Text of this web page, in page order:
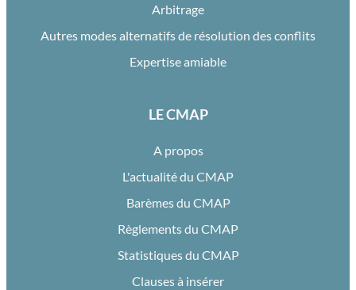
Arbitrage
Autres modes alternatifs de résolution des conflits
Expertise amiable
LE CMAP
A propos
L'actualité du CMAP
Barèmes du CMAP
Règlements du CMAP
Statistiques du CMAP
Clauses à insérer